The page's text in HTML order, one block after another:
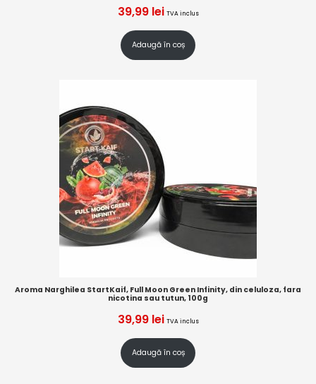
39,99 lei TVA inclus
Adaugă în coș
Aroma Narghilea StartKaif, Full Moon Green Infinity, din celuloza, fara
nicotina sau tutun, 100g
39,99 lei TVA inclus
Adaugă în coș